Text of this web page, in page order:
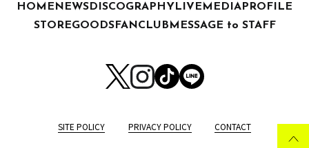
HOME NEWS DISCOGRAPHY LIVE MEDIA PROFILE
STOREGOODSFANCLUB MESSAGE to STAFF
SITE POLICY PRIVACY POLICY CONTACT